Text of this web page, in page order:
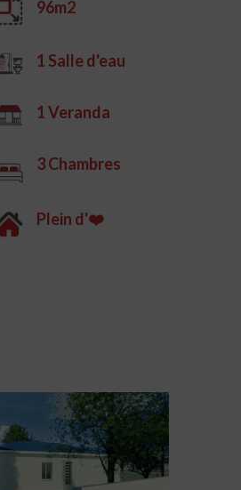
96m2
1 Salle d'eau
1 Veranda
3 Chambres
Plein d'❤️